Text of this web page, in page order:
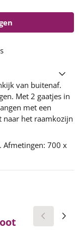
van buitenaf.
Met 2 gaatjes in
met een
het raamkozijn
Afmetingen: 700 x